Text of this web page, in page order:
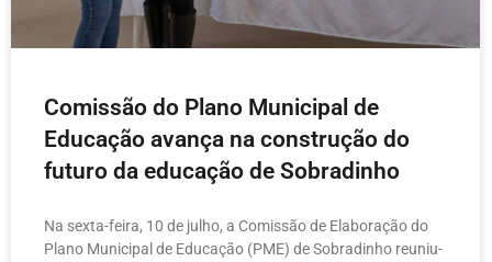
Comissão do Plano Municipal de
Educação avança na construção do
futuro da educação de Sobradinho
Na sexta-feira, 10 de julho, a Comissão de Elaboração do
Plano Municipal de Educação (PME) de Sobradinho reuniu-